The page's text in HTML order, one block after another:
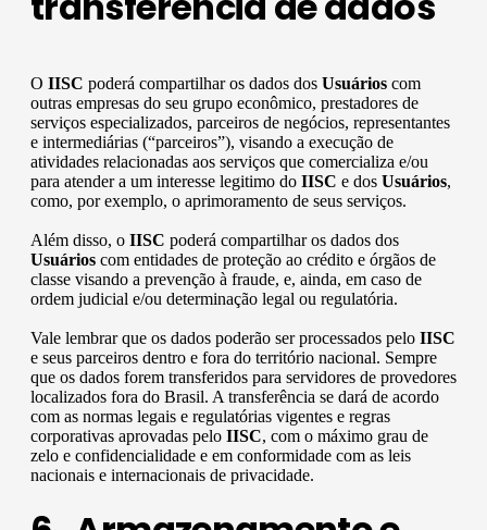
O IISC poderá compartilhar os dados dos Usuários com
outras empresas do seu grupo econômico, prestadores de
serviços especializados, parceiros de negócios, representantes
e intermediárias (“parceiros”), visando a execução de
atividades relacionadas aos serviços que comercializa e/ou
para atender a um interesse legitimo do IISC e dos Usuários,
como, por exemplo, o aprimoramento de seus serviços.
Além disso, o IISC poderá compartilhar os dados dos
Usuários com entidades de proteção ao crédito e órgãos de
classe visando a prevenção à fraude, e, ainda, em caso de
ordem judicial e/ou determinação legal ou regulatória.
Vale lembrar que os dados poderão ser processados pelo IISC
e seus parceiros dentro e fora do território nacional. Sempre
que os dados forem transferidos para servidores de provedores
localizados fora do Brasil. A transferência se dará de acordo
com as normas legais e regulatórias vigentes e regras
corporativas aprovadas pelo IISC, com o máximo grau de
zelo e confidencialidade e em conformidade com as leis
nacionais e internacionais de privacidade.